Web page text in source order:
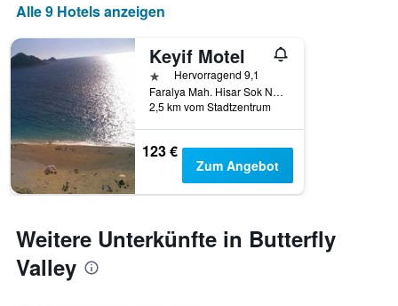
Alle 9 Hotels anzeigen
Keyif Motel
1 SternHervorragend 9,1
Faralya Mah. Hisar Sok No. 25, Uzunyurt, Türkei
2,5 km vom Stadtzentrum
123 €
Zum Angebot
Weitere Unterkünfte in Butterfly
Valley